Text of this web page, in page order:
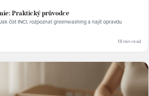
Praktický průvodce
číst INCI, rozpoznat greenwashing a najít opravdu
14 min read